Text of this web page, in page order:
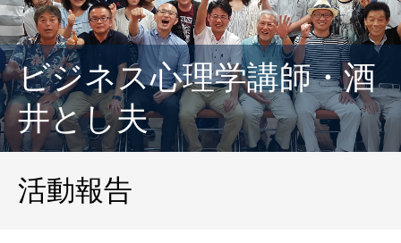
ビジネス心理学講師・酒
井とし夫
活動報告